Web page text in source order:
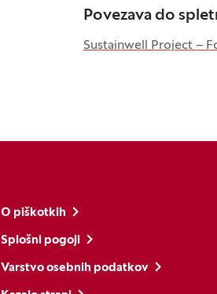
Povezava do
Sustainwell Project –
O piškotkih
Splošni pogoji
Varstvo osebnih podatkov